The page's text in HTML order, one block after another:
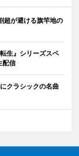
超が避ける旗竿地の
生』シリーズスペ
配信
クラシックの名曲